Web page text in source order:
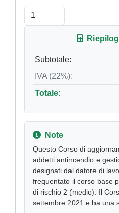
Subtotale:
IVA (22%):
Totale:
Note
Questo Corso di
addetti antincendio e
designati dal datore di
frequentato il corso base
di rischio 2 (medio). Il
settembre 2021 e ha una